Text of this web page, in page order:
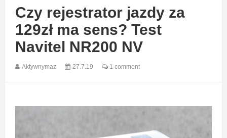
Czy rejestrator jazdy za
129zł ma sens? Test
Navitel NR200 NV
Aktywnymaz 27.7.19 1 comment